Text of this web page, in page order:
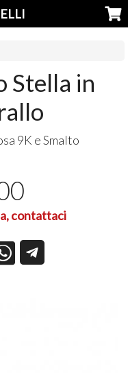
Stella in
9K e Smalto
contattaci